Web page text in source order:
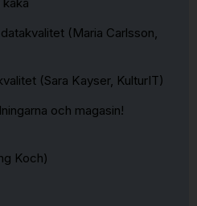
(Maria Carlsson,
(Sara Kayser, KulturIT)
och magasin!
Koch)